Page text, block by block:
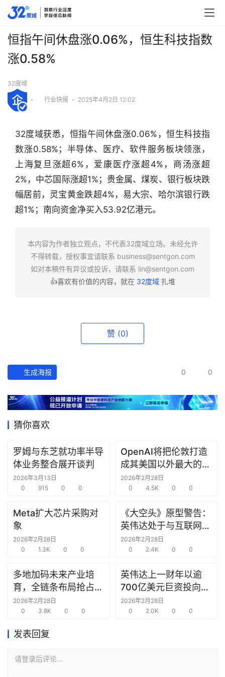
行
业
产
经
数
据
研
创
投
商
机
圈
恒指午间休盘涨0.06%，恒生科技指数
涨0.58%
32度域
• 行业快报 • 2025年4月2日 12:02
32度域获悉，恒指午间休盘涨0.06%，恒生科技指
数涨0.58%；半导体、医疗、软件服务板块领涨，
上海复旦涨超6%，爱康医疗涨超4%，商汤涨超
2%，中芯国际涨超1%；贵金属、煤炭、银行板块跌
幅居前，灵宝黄金跌超4%，易大宗、哈尔滨银行跌
超1%；南向资金净买入53.92亿港元。
本内容为作者独立观点，不代表32度域立场。未经允许
不得转载，授权事宜请联系 business@sentgon.com
如对本稿件有异议或投诉，请联系 lin@sentgon.com
👍喜欢有价值的内容，就在 32度域扎堆
赞 (0)
生成海报 0 0
猜你喜欢
罗姆与东芝就功率半导
体业务整合展开谈判
2026年3月13日
0
915 0 0
OpenAI将把伦敦打造
成其美国以外最大的研
究中心
2026年2月28日
0
4.5K 0 0
Meta扩大芯片采购对
象
2026年2月28日
0
1.3K 0 0
《大空头》原型警告：
英伟达处于与互联网泡
沫时期思科同样的“危
险境地”
2026年2月28日
0
2.4K 0 0
多地加码未来产业培
育，全链条布局抢占新
赛道先机
2026年2月28日
0
3.8K 0 0
英伟达上一财年以逾
700亿美元巨资投向合
作方，竭力巩固AI芯片
需求
2026年2月28日
0
2.0K 0 0
发表回复
请登录后评论...